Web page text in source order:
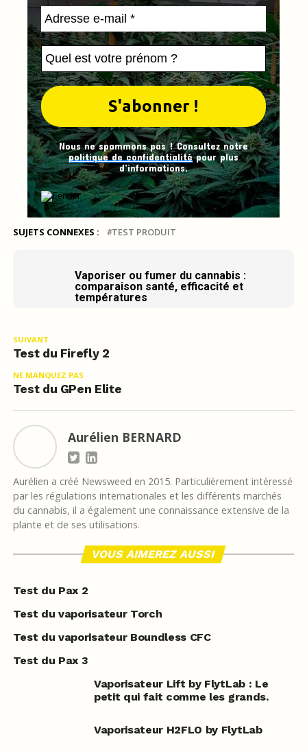
Nous ne spammons pas ! Consultez notre
politique de confidentialitépour plus
d’informations.
SUJETS CONNEXES : TEST PRODUIT
Vaporiser ou fumer du cannabis :
comparaison santé, efficacité et
températures
SUIVANT
Test du Firefly 2
NE MANQUEZ PAS
Test du GPen Elite
Aurélien BERNARD
Aurélien a créé Newsweed en 2015. Particulièrement intéressé
par les régulations internationales et les différents marchés
du cannabis, il a également une connaissance extensive de la
plante et de ses utilisations.
VOUS AIMEREZ AUSSI
Test du Pax 2
Test du vaporisateur Torch
Test du vaporisateur Boundless CFC
Test du Pax 3
Vaporisateur Lift by FlytLab : Le
petit qui fait comme les grands.
Vaporisateur H2FLO by FlytLab